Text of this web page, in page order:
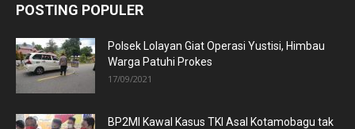
POSTING POPULER
Polsek Lolayan Giat Operasi Yustisi, Himbau
Warga Patuhi Prokes
17/09/2021
BP2MI Kawal Kasus TKI Asal Kotamobagu tak